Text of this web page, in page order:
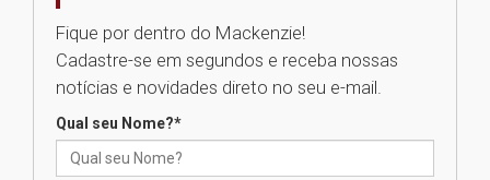
Universidade Mackenzie
realizará nova edição da Feira
Fique por dentro do Mackenzie!
Cadastre-se em segundos e receba nossas
notícias e novidades direto no seu e-mail.
Qual seu Nome?*